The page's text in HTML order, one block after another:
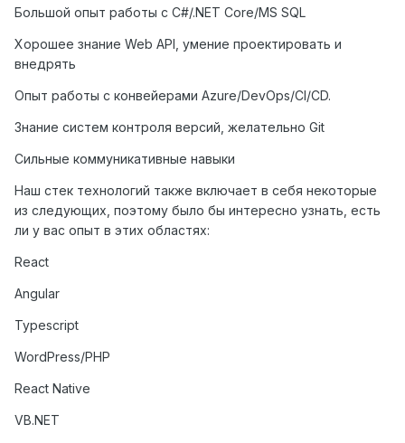
Большой опыт работы с C#/.NET Core/MS SQL
Хорошее знание Web API , умение проектировать и
внедрять
Опыт работы с конвейерами Azure/DevOps/CI/CD.
Знание систем контроля версий, желательно Git
Сильные коммуникативные навыки
Наш стек технологий также включает в себя некоторые
из следующих, поэтому было бы интересно узнать, есть
ли у вас опыт в этих областях:
React
Angular
Typescript
WordPress/PHP
React Native
VB.NET